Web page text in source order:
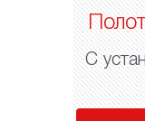
С